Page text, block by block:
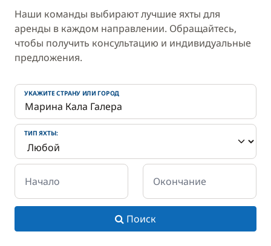
Наши команды выбирают лучшие яхты для
аренды в каждом направлении. Обращайтесь,
чтобы получить консультацию и индивидуальные
предложения.
УКАЖИТЕ СТРАНУ ИЛИ ГОРОД
ТИП ЯХТЫ:
Начало Окончание
Поиск